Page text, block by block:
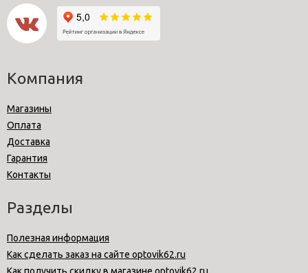
Компания
Магазины
Оплата
Доставка
Гарантия
Контакты
Разделы
Полезная информация
Как сделать заказ на сайте optovik62.ru
Как получить скидку в магазине optovik62.ru